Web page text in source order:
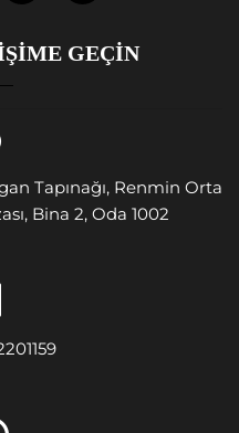
GEÇIN
Tapınağı, Renmin Orta
Bina 2, Oda 1002